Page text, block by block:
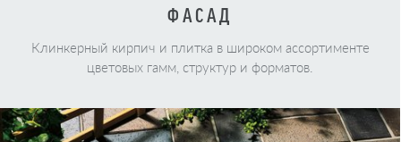
ФАСАД
Клинкерный кирпич и плитка в широком ассортименте
цветовых гамм, структур и форматов.